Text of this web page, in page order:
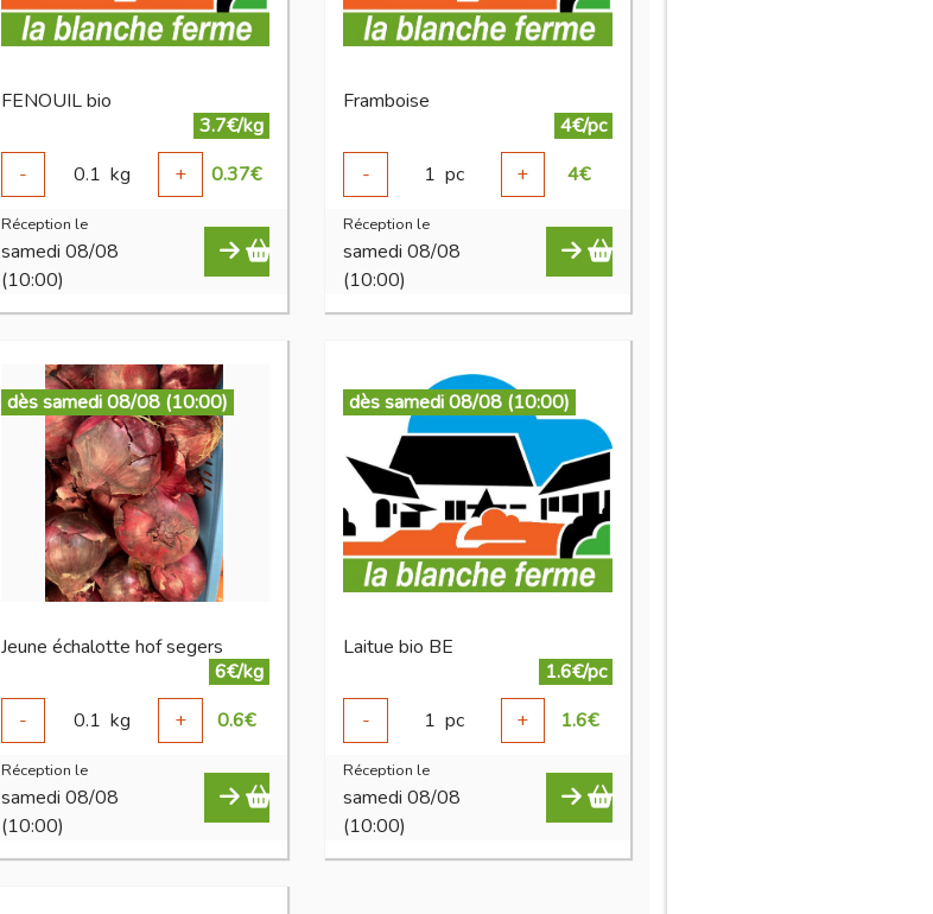
FENOUIL bio
3.7€/kg
-
0.1 kg + 0.37€
Réception le
samedi 08/08
(10:00)
Framboise
4€/pc
-
1 pc + 4€
Réception le
samedi 08/08
(10:00)
dès samedi 08/08 (10:00)
Jeune échalotte hof segers
6€/kg
-
0.1 kg + 0.6€
Réception le
samedi 08/08
(10:00)
dès samedi 08/08 (10:00)
Laitue bio BE
1.6€/pc
-
1 pc + 1.6€
Réception le
samedi 08/08
(10:00)